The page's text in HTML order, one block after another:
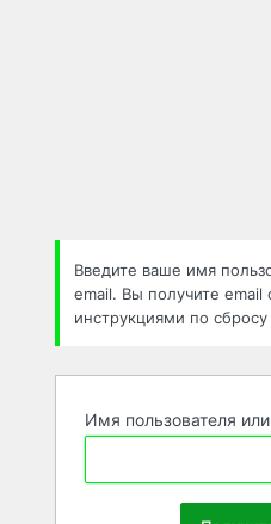
Введите ваше имя
email. Вы получите
инструкциями по
Имя пользователя